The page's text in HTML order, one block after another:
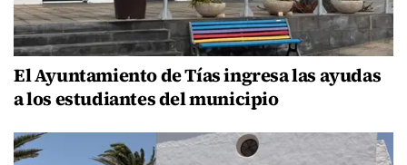
El Ayuntamiento de Tías ingresa las ayudas
a los estudiantes del municipio